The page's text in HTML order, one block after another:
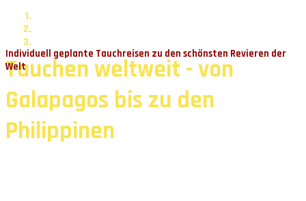
Tauchen weltweit - von
Galapagos bis zu den
Philippinen
Individuell geplante Tauchreisen zu den schönsten Revieren der
Welt